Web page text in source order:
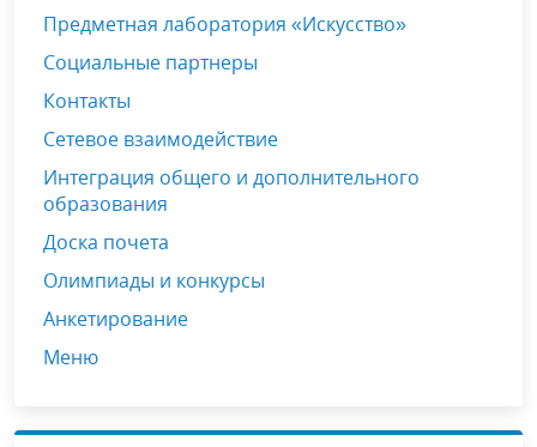
Предметная лаборатория «Искусство»
Социальные партнеры
Контакты
Сетевое взаимодействие
Интеграция общего и дополнительного
образования
Доска почета
Олимпиады и конкурсы
Анкетирование
Меню